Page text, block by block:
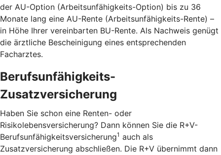
der AU-Option (Arbeitsunfähigkeits-Option) bis zu 36
Monate lang eine AU-Rente (Arbeitsunfähigkeits-Rente) –
in Höhe Ihrer vereinbarten BU-Rente. Als Nachweis genügt
die ärztliche Bescheinigung eines entsprechenden
Facharztes.
Berufsunfähigkeits-
Zusatzversicherung
Haben Sie schon eine Renten- oder
Risikolebensversicherung? Dann können Sie die R+V-
Berufsunfähigkeitsversicherung1 auch als
Zusatzversicherung abschließen. Die R+V übernimmt dann